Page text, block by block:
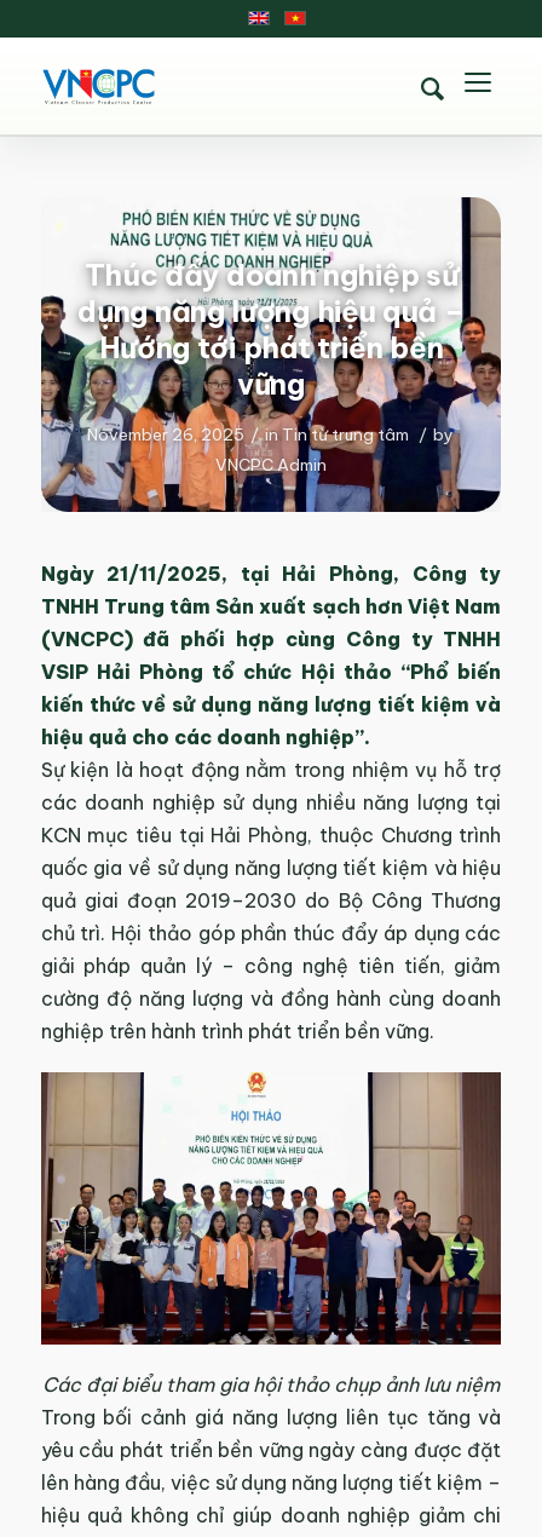
Thúc đẩy doanh nghiệp sử
dụng năng lượng hiệu quả –
Hướng tới phát triển bền
vững
November 26, 2025 / inTin từ trung tâm / by
VNCPC Admin
Ngày 21/11/2025, tại Hải Phòng, Công ty
TNHH Trung tâm Sản xuất sạch hơn Việt Nam
(VNCPC) đã phối hợp cùng Công ty TNHH
VSIP Hải Phòng tổ chức Hội thảo “Phổ biến
kiến thức về sử dụng năng lượng tiết kiệm và
hiệu quả cho các doanh nghiệp”.
Sự kiện là hoạt động nằm trong nhiệm vụ hỗ trợ
các doanh nghiệp sử dụng nhiều năng lượng tại
KCN mục tiêu tại Hải Phòng, thuộc Chương trình
quốc gia về sử dụng năng lượng tiết kiệm và hiệu
quả giai đoạn 2019–2030 do Bộ Công Thương
chủ trì. Hội thảo góp phần thúc đẩy áp dụng các
giải pháp quản lý – công nghệ tiên tiến, giảm
cường độ năng lượng và đồng hành cùng doanh
nghiệp trên hành trình phát triển bền vững.
Các đại biểu tham gia hội thảo chụp ảnh lưu niệm
Trong bối cảnh giá năng lượng liên tục tăng và
yêu cầu phát triển bền vững ngày càng được đặt
lên hàng đầu, việc sử dụng năng lượng tiết kiệm –
hiệu quả không chỉ giúp doanh nghiệp giảm chi